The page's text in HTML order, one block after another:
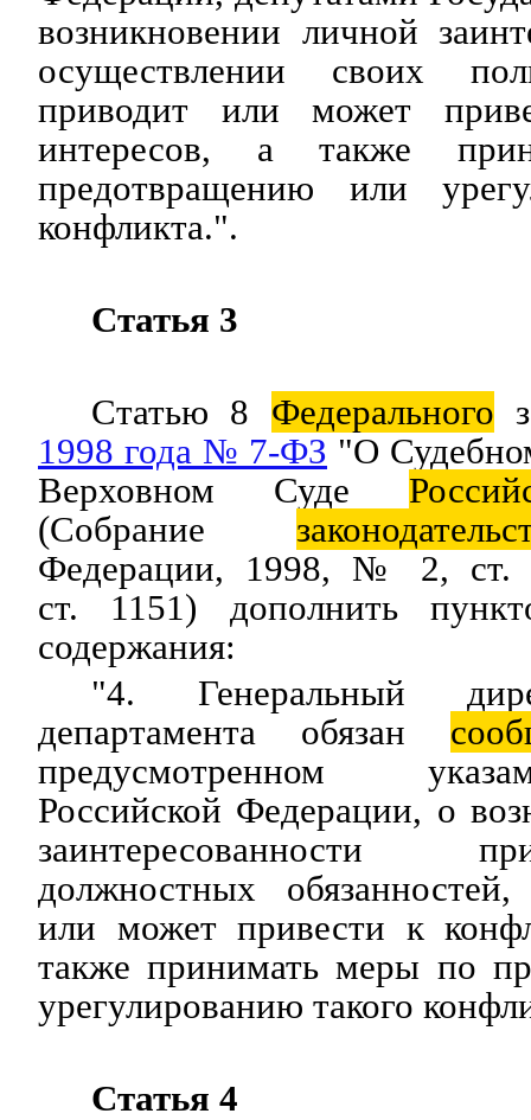
возникновении личной
осуществлении своих
приводит или может
интересов, а также
предотвращению или
конфликта.".
Статья 3
Статью 8 Федерального
1998 года № 7-ФЗ "О
Верховном Суде
(Собрание
Федерации, 1998, № 2,
ст. 1151) дополнить
содержания:
"4. Генеральный
департамента обязан
предусмотренном
Российской Федерации, о
заинтересованности
должностных
или может привести к
также принимать меры по
урегулированию такого
Статья 4